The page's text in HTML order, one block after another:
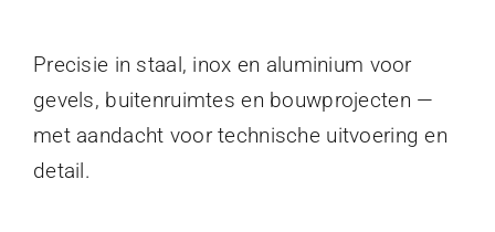
Precisie in staal, inox en aluminium voor
gevels, buitenruimtes en bouwprojecten —
met aandacht voor technische uitvoering en
detail.